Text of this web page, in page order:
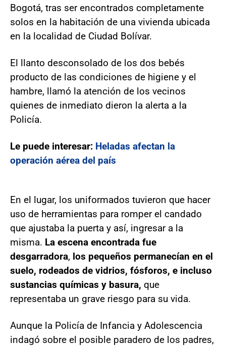
Bogotá, tras ser encontrados completamente
solos en la habitación de una vivienda ubicada
en la localidad de Ciudad Bolívar.
El llanto desconsolado de los dos bebés
producto de las condiciones de higiene y el
hambre, llamó la atención de los vecinos
quienes de inmediato dieron la alerta a la
Policía.
Le puede interesar: Heladas afectan la
operación aérea del país
En el lugar, los uniformados tuvieron que hacer
uso de herramientas para romper el candado
que ajustaba la puerta y así, ingresar a la
misma. La escena encontrada fue
desgarradora, los pequeños permanecían en el
suelo, rodeados de vidrios, fósforos, e incluso
sustancias químicas y basura, que
representaba un grave riesgo para su vida.
Aunque la Policía de Infancia y Adolescencia
indagó sobre el posible paradero de los padres,